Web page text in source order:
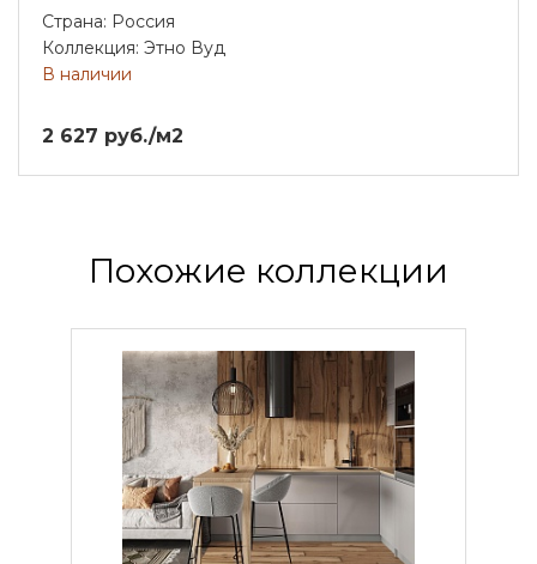
Страна: Россия
Коллекция: Этно Вуд
В наличии
2 627 руб./м2
Похожие коллекции